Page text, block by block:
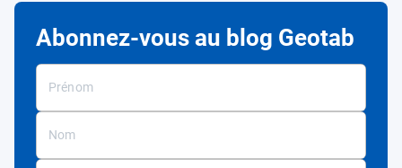
Abonnez-vous au blog Geotab